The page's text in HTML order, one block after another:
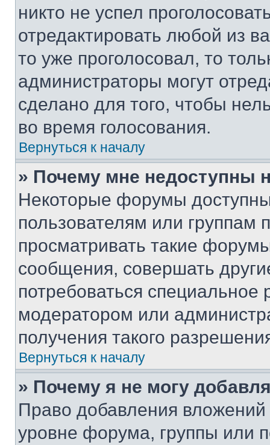
никто не успел
отредактировать любой из
то уже проголосовал, то
администраторы могут
сделано для того, чтобы
во время голосования.
Вернуться к началу
» Почему мне недоступны
Некоторые форумы
пользователям или группам
просматривать такие
сообщения, совершать
потребоваться
модератором или
получения такого
Вернуться к началу
» Почему я не могу
Право добавления
уровне форума, группы или